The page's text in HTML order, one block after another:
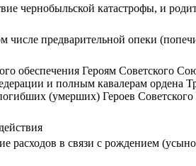
чернобыльской катастрофы, и
числе предварительной опеки
обеспечения Героям Советского
и полным кавалерам
(умерших) Героев
расходов в связи с рождением